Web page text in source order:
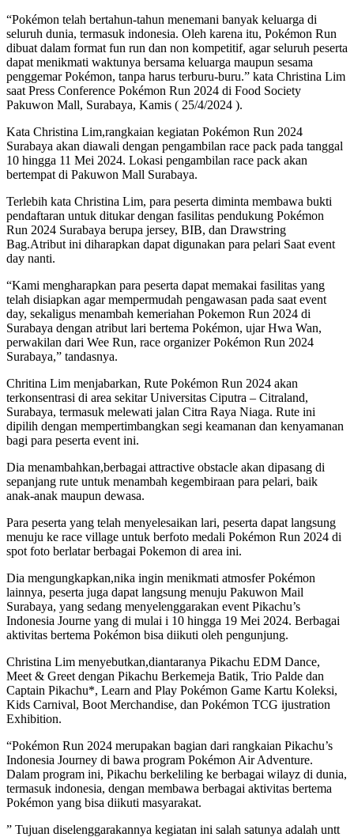
“Pokémon telah bertahun-tahun menemani banyak keluarga di
seluruh dunia, termasuk indonesia. Oleh karena itu, Pokémon Run
dibuat dalam format fun run dan non kompetitif, agar seluruh peserta
dapat menikmati waktunya bersama keluarga maupun sesama
penggemar Pokémon, tanpa harus terburu-buru.” kata Christina Lim
saat Press Conference Pokémon Run 2024 di Food Society
Pakuwon Mall, Surabaya, Kamis ( 25/4/2024 ).
Kata Christina Lim,rangkaian kegiatan Pokémon Run 2024
Surabaya akan diawali dengan pengambilan race pack pada tanggal
10 hingga 11 Mei 2024. Lokasi pengambilan race pack akan
bertempat di Pakuwon Mall Surabaya.
Terlebih kata Christina Lim, para peserta diminta membawa bukti
pendaftaran untuk ditukar dengan fasilitas pendukung Pokémon
Run 2024 Surabaya berupa jersey, BIB, dan Drawstring
Bag.Atribut ini diharapkan dapat digunakan para pelari Saat event
day nanti.
“Kami mengharapkan para peserta dapat memakai fasilitas yang
telah disiapkan agar mempermudah pengawasan pada saat event
day, sekaligus menambah kemeriahan Pokemon Run 2024 di
Surabaya dengan atribut lari bertema Pokémon, ujar Hwa Wan,
perwakilan dari Wee Run, race organizer Pokémon Run 2024
Surabaya,” tandasnya.
Chritina Lim menjabarkan, Rute Pokémon Run 2024 akan
terkonsentrasi di area sekitar Universitas Ciputra – Citraland,
Surabaya, termasuk melewati jalan Citra Raya Niaga. Rute ini
dipilih dengan mempertimbangkan segi keamanan dan kenyamanan
bagi para peserta event ini.
Dia menambahkan,berbagai attractive obstacle akan dipasang di
sepanjang rute untuk menambah kegembiraan para pelari, baik
anak-anak maupun dewasa.
Para peserta yang telah menyelesaikan lari, peserta dapat langsung
menuju ke race village untuk berfoto medali Pokémon Run 2024 di
spot foto berlatar berbagai Pokemon di area ini.
Dia mengungkapkan,nika ingin menikmati atmosfer Pokémon
lainnya, peserta juga dapat langsung menuju Pakuwon Mail
Surabaya, yang sedang menyelenggarakan event Pikachu’s
Indonesia Journe yang di mulai i 10 hingga 19 Mei 2024. Berbagai
aktivitas bertema Pokémon bisa diikuti oleh pengunjung.
Christina Lim menyebutkan,diantaranya Pikachu EDM Dance,
Meet & Greet dengan Pikachu Berkemeja Batik, Trio Palde dan
Captain Pikachu*, Learn and Play Pokémon Game Kartu Koleksi,
Kids Carnival, Boot Merchandise, dan Pokémon TCG ijustration
Exhibition.
“Pokémon Run 2024 merupakan bagian dari rangkaian Pikachu’s
Indonesia Journey di bawa program Pokémon Air Adventure.
Dalam program ini, Pikachu berkeliling ke berbagai wilayz di dunia,
termasuk indonesia, dengan membawa berbagai aktivitas bertema
Pokémon yang bisa diikuti masyarakat.
” Tujuan diselenggarakannya kegiatan ini salah satunya adalah untt